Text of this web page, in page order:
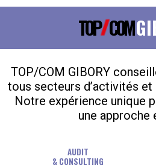
TOP COM
TOP/COM GIBORY
tous secteurs d’activités
Notre expérience unique
une approche
AUDIT
& CONSULTING